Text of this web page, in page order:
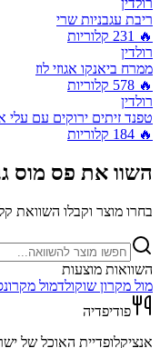
ריבת עגבניות שרי
🔥
231 קלוריות
רולדין
ממרח ביאנקו אגוזי לוז
🔥
578 קלוריות
רולדין
טפנד זיתים ירוקים עם עלי
🔥
184 קלוריות
השוו את פס מוס
בחרו מוצר וקבלו השוואת
השוואות מוצעות
מול מקרון שוקולדמול
פודיפדיה
אנציקלופדיית האוכל של